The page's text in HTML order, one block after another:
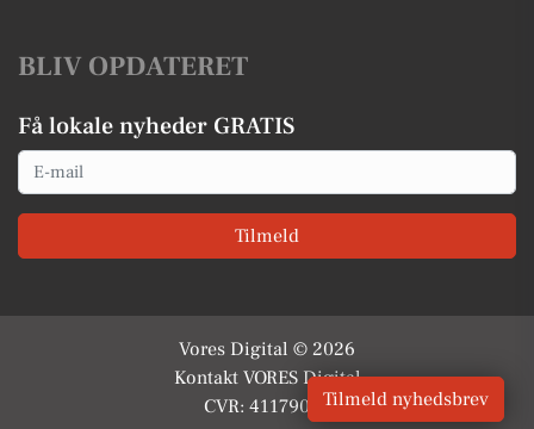
BLIV OPDATERET
Få lokale nyheder GRATIS
Email
Tilmeld
Vores Digital © 2026
Kontakt VORES Digital
CVR: 41179082Tilmeld nyhedsbrev